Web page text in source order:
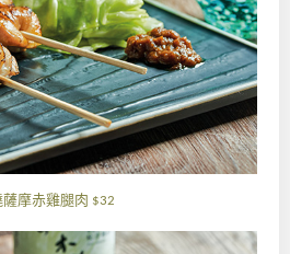
薩摩赤雞腿肉 $32